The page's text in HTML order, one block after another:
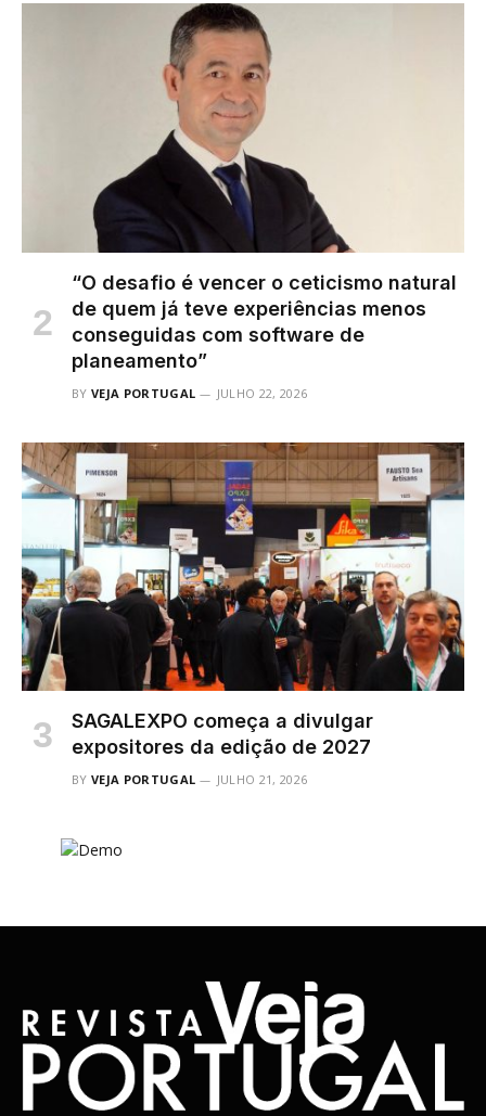
“O desafio é vencer o ceticismo natural
de quem já teve experiências menos
conseguidas com software de
planeamento”
BY VEJA PORTUGAL JULHO 22, 2026
SAGALEXPO começa a divulgar
expositores da edição de 2027
BY VEJA PORTUGAL JULHO 21, 2026